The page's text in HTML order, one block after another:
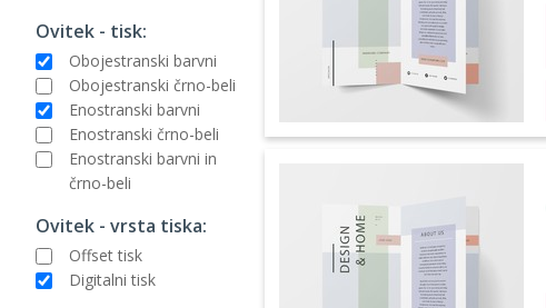
Ovitek - tisk:
Obojestranski barvni
Obojestranski črno-beli
Enostranski barvni
Enostranski črno-beli
Enostranski barvni in
črno-beli
Ovitek - vrsta tiska:
Offset tisk
Digitalni tisk